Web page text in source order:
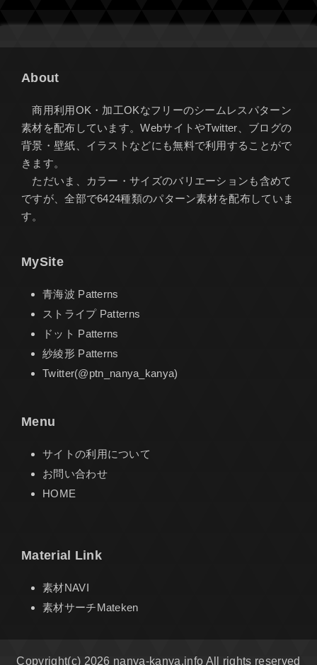
About
商用利用OK・加工OKなフリーのシームレスパターン
素材を配布しています。WebサイトやTwitter、ブログの
背景・壁紙、イラストなどにも無料で利用することがで
きます。
ただいま、カラー・サイズのバリエーションも含めて
ですが、全部で6424種類のパターン素材を配布していま
す。
MySite
青海波 Patterns
ストライプ Patterns
ドット Patterns
紗綾形 Patterns
Twitter(@ptn_nanya_kanya)
Menu
サイトの利用について
お問い合わせ
HOME
Material Link
素材NAVI
素材サーチMateken
Copyright(c) 2026 nanya-kanya.info All rights reserved